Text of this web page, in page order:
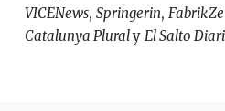
VICENews, Springerin,
Catalunya Pluraly El Salto